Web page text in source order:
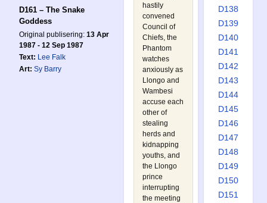
D161 – The Snake
Goddess
Original publisering: 13 Apr
1987 - 12 Sep 1987
Text: Lee Falk
Art: Sy Barry
hastily
convened
Council of
Chiefs, the
Phantom
watches
anxiously as
Llongo and
Wambesi
accuse each
other of
stealing
herds and
kidnapping
youths, and
the Llongo
prince
interrupting
the meeting
D138
D139
D140
D141
D142
D143
D144
D145
D146
D147
D148
D149
D150
D151